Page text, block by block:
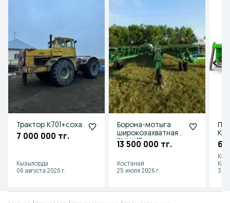
Трактор К701+соха
7 000 000 тг.
Кызылорда
06 августа 2026 г.
Борона-мотыга
широкозахватная
БМШ-15
13 500 000 тг.
Костанай
25 июля 2026 г.
30